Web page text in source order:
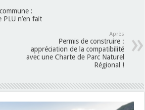
:
PLU n’en fait
Après
Permis de construire :
appréciation de la compatibilité
avec une Charte de Parc Naturel
Régional !